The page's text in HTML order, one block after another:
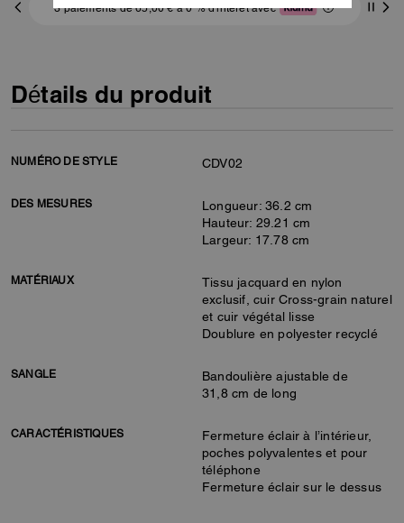
3 paiements de 65,00 € à 0 % d'intérêt avec
Détails du produit
NUMÉRO DE STYLE CDV02
DES MESURES
Longueur: 36.2 cm
Hauteur: 29.21 cm
Largeur: 17.78 cm
MATÉRIAUX
Tissu jacquard en nylon
exclusif, cuir Cross-grain naturel
et cuir végétal lisse
Doublure en polyester recyclé
SANGLE
Bandoulière ajustable de
31,8 cm de long
CARACTÉRISTIQUES
Fermeture éclair à l’intérieur,
poches polyvalentes et pour
téléphone
Fermeture éclair sur le dessus